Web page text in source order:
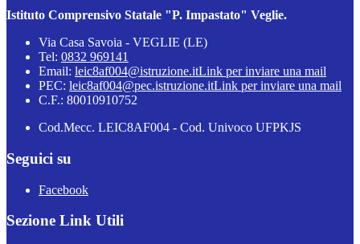
Istituto Comprensivo Statale "P. Impastato" Veglie.
Via Casa Savoia - VEGLIE (LE)
Tel: 0832 969141
Email: leic8af004@istruzione.itLink per inviare una mail
PEC: leic8af004@pec.istruzione.itLink per inviare una mail
C.F.: 80010910752
Cod.Mecc. LEIC8AF004 - Cod. Univoco UFPKJS
Seguici su
Facebook
Sezione Link Utili